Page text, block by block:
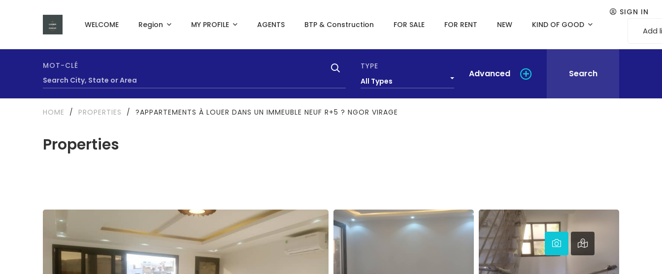
WELCOME Region MY PROFILE AGENTS BTP & Construction FOR SALE FOR RENT NEW KIND OF GOOD
SIGN IN
Add
MOT-CLÉ
TYPE
All Types
Advanced Search
Properties
HOME / PROPERTIES / ?APPARTEMENTS À LOUER DANS UN IMMEUBLE NEUF R+5 ? NGOR VIRAGE